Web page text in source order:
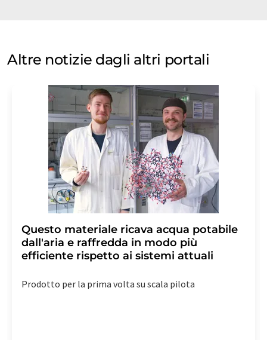
Altre notizie dagli altri portali
Questo materiale ricava acqua potabile
dall'aria e raffredda in modo più
efficiente rispetto ai sistemi attuali
Prodotto per la prima volta su scala pilota